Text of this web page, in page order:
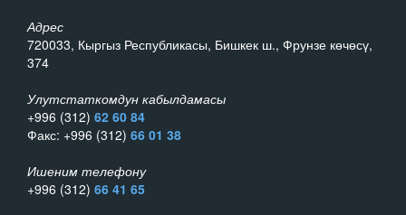
Адрес
720033, Кыргыз Республикасы, Бишкек ш., Фрунзе көчөсү,
374
Улутстаткомдун кабылдамасы
+996 (312) 62 60 84
Факс: +996 (312) 66 01 38
Ишеним телефону
+996 (312) 66 41 65